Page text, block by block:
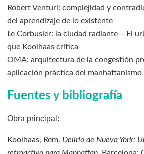
Robert Venturi: complejidad y
del aprendizaje de lo existente
Le Corbusier: la ciudad radiante – El
que Koolhaas critica
OMA: arquitectura de la congestión
aplicación práctica del manhattanismo
Fuentes y bibliografía
Obra principal:
Koolhaas, Rem. Delirio de Nueva York: